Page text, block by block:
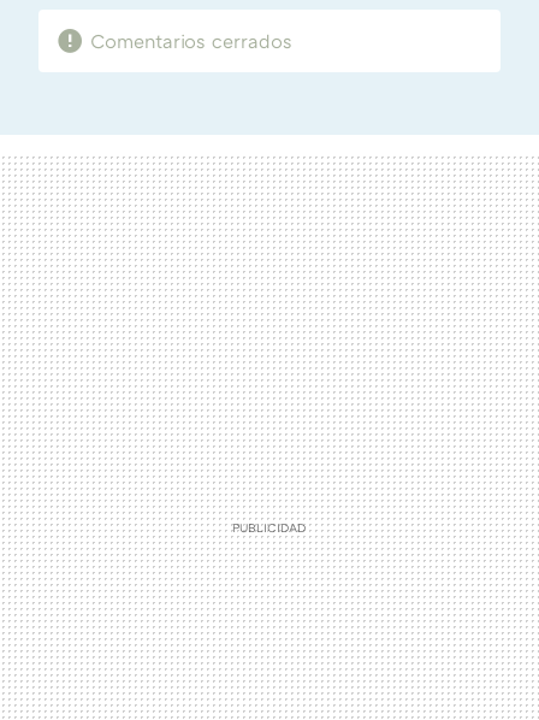
Comentarios cerrados